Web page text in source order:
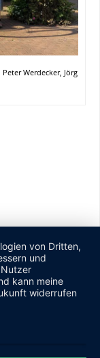
Werdecker, Jörg
von Dritten,
und
kann meine
widerrufen